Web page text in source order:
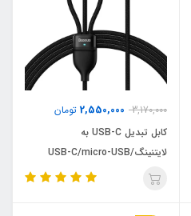
3,170,000
2,550,000 تومان
کابل تبدیل USB-C به
لایتنینگ/USB-C/micro-USB
بیسوس مدل Flash Series II